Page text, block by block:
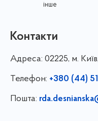
інше
Контакти
Адреса: 02225, м.
Телефон: +380 (44)
Пошта: